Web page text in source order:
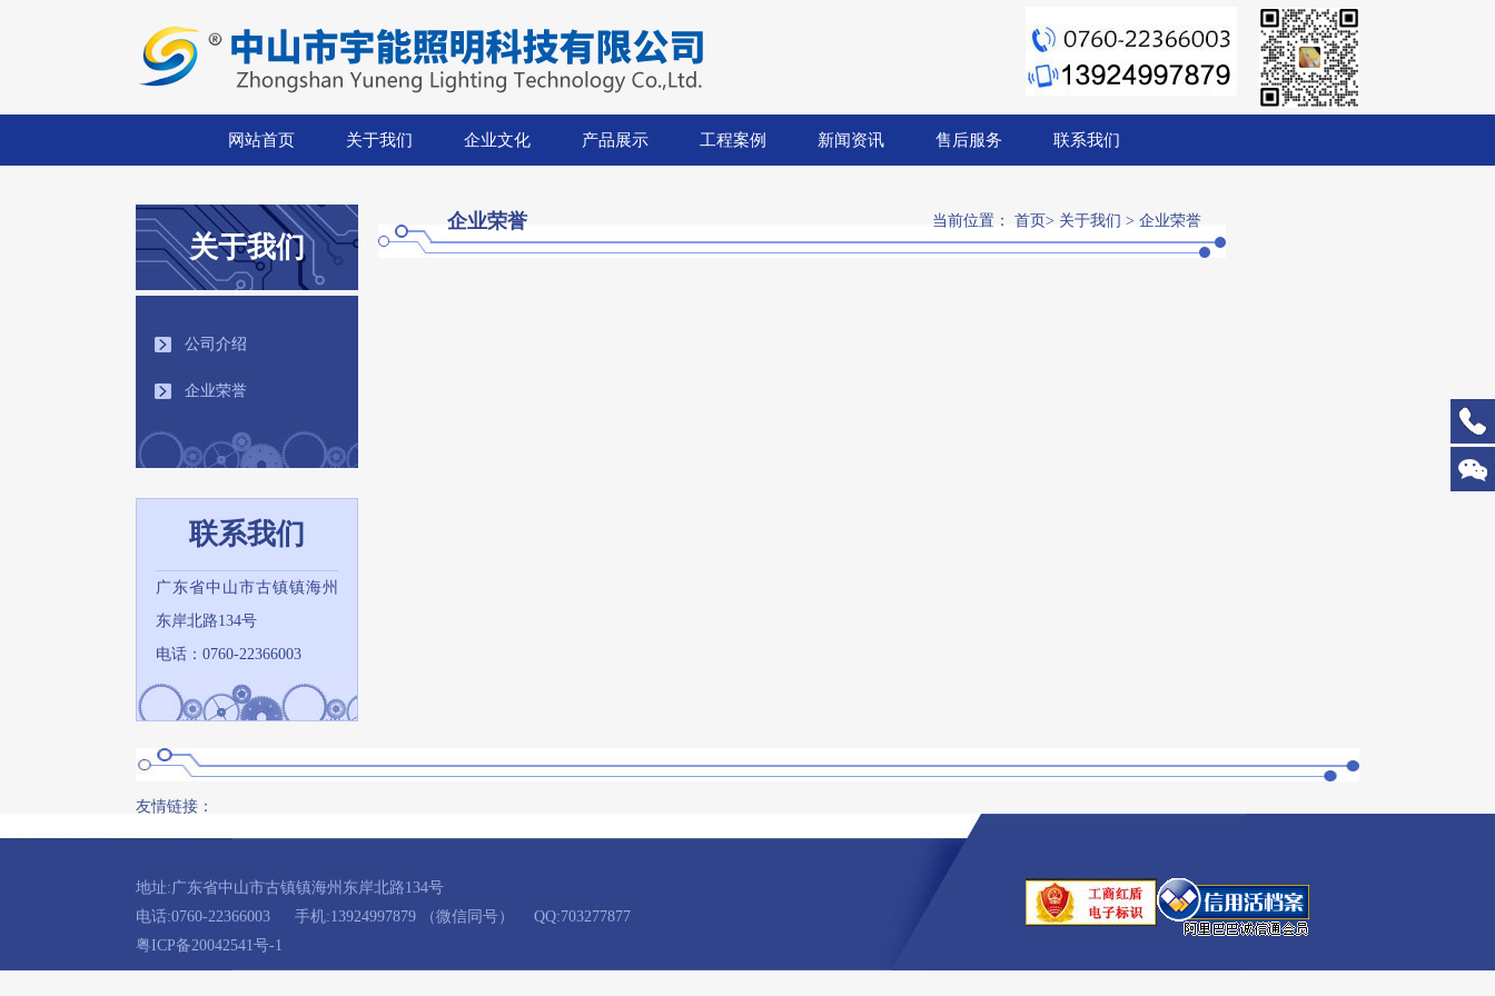
网站首页 关于我们 企业文化 产品展示 工程案例 新闻资讯 售后服务 联系我们
关于我们
公司介绍
企业荣誉
联系我们
广东省中山市古镇镇海州
东岸北路134号
电话：0760-22366003
企业荣誉 当前位置： 首页> 关于我们 > 企业荣誉
友情链接：
地址:广东省中山市古镇镇海州东岸北路134号
电话:0760-22366003
手机:13924997879 （微信同号）
QQ:703277877
粤ICP备20042541号-1